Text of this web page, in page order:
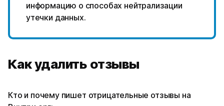
информацию о способах нейтрализации
утечки данных.
Как удалить отзывы
Кто и почему пишет отрицательные отзывы на